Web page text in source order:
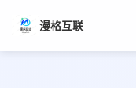
漫格互联